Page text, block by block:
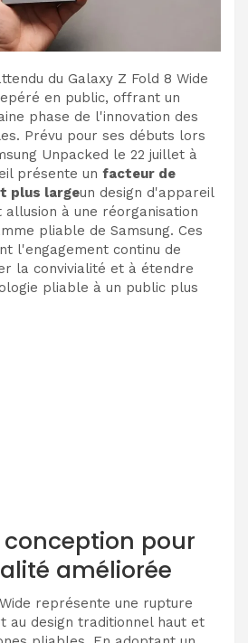
du Galaxy Z Fold 8 Wide
en public, offrant un
phase de l'innovation des
Prévu pour ses débuts lors
Unpacked le 22 juillet à
présente un facteur de
plus largeun design d'appareil
à une réorganisation
pliable de Samsung. Ces
l'engagement continu de
la convivialité et à étendre
pliable à un public plus
conception pour
améliorée
représente une rupture
design traditionnel haut et